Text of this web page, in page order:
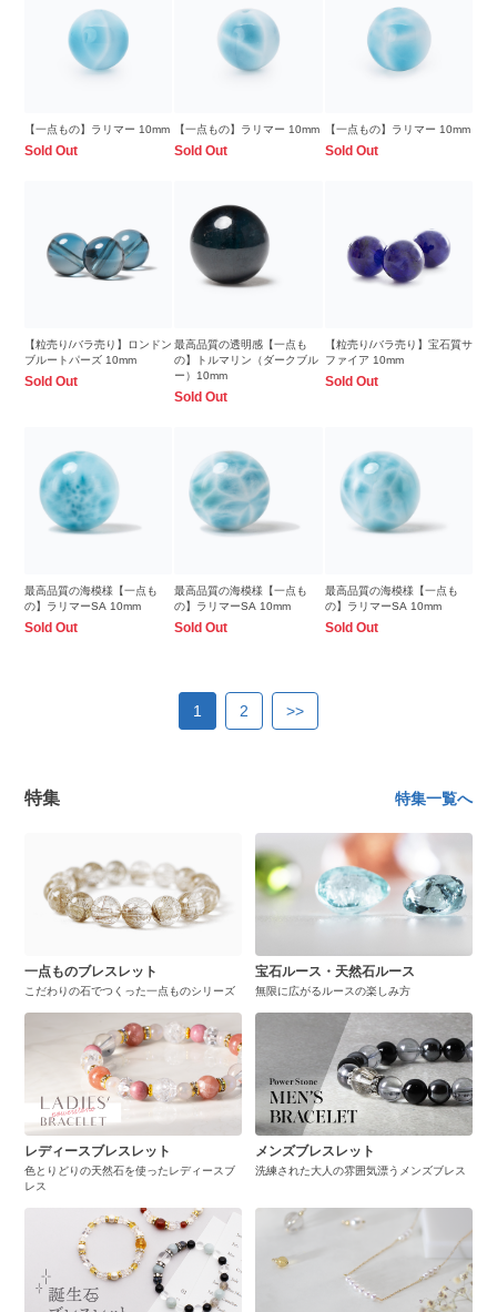
【一点もの】ラリマー 10mm
Sold Out
【一点もの】ラリマー 10mm
Sold Out
【一点もの】ラリマー 10mm
Sold Out
【粒売り/バラ売り】ロンドン
ブルートパーズ 10mm
Sold Out
最高品質の透明感【一点も
の】トルマリン（ダークブル
ー）10mm
Sold Out
【粒売り/バラ売り】宝石質サ
ファイア 10mm
Sold Out
最高品質の海模様【一点も
の】ラリマーSA 10mm
Sold Out
最高品質の海模様【一点も
の】ラリマーSA 10mm
Sold Out
最高品質の海模様【一点も
の】ラリマーSA 10mm
Sold Out
1 2 >>
特集 特集一覧へ
一点ものブレスレット
こだわりの石でつくった一点ものシリーズ
宝石ルース・天然石ルース
無限に広がるルースの楽しみ方
レディースブレスレット
色とりどりの天然石を使ったレディースブ
レス
メンズブレスレット
洗練された大人の雰囲気漂うメンズブレス